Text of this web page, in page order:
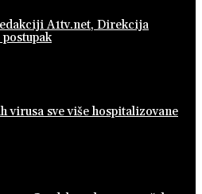
A1tv.net, Direkcija
virusa sve više hospitalizovane